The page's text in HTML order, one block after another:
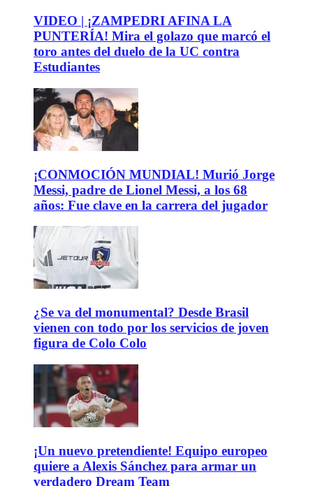
VIDEO | ¡ZAMPEDRI AFINA LA
PUNTERÍA! Mira el golazo que marcó el
toro antes del duelo de la UC contra
Estudiantes
¡CONMOCIÓN MUNDIAL! Murió Jorge
Messi, padre de Lionel Messi, a los 68
años: Fue clave en la carrera del jugador
¿Se va del monumental? Desde Brasil
vienen con todo por los servicios de joven
figura de Colo Colo
¡Un nuevo pretendiente! Equipo europeo
quiere a Alexis Sánchez para armar un
verdadero Dream Team